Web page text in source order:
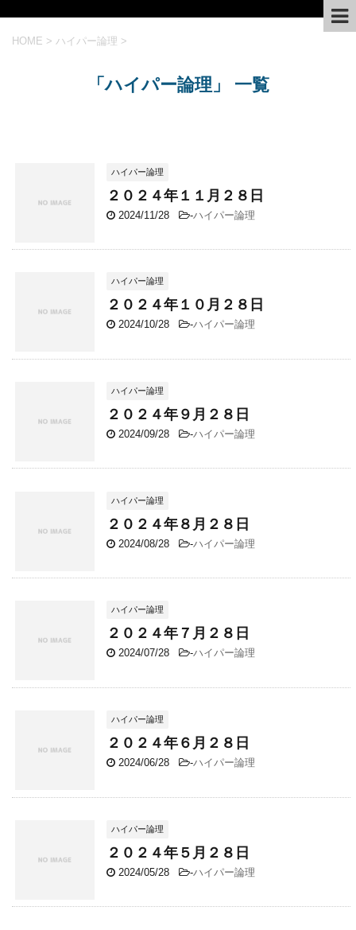
HOME > ハイパー論理 >
「ハイパー論理」 一覧
ハイパー論理
２０２４年１１月２８日
2024/11/28 -ハイパー論理
ハイパー論理
２０２４年１０月２８日
2024/10/28 -ハイパー論理
ハイパー論理
２０２４年９月２８日
2024/09/28 -ハイパー論理
ハイパー論理
２０２４年８月２８日
2024/08/28 -ハイパー論理
ハイパー論理
２０２４年７月２８日
2024/07/28 -ハイパー論理
ハイパー論理
２０２４年６月２８日
2024/06/28 -ハイパー論理
ハイパー論理
２０２４年５月２８日
2024/05/28 -ハイパー論理